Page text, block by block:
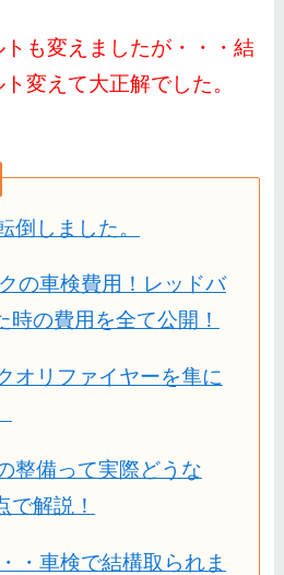
も変えましたが・・・結
変えて大正解でした。
倒しました。
の車検費用！レッドバ
時の費用を全て公開！
オリファイヤーを隼に
整備って実際どうな
で解説！
・車検で結構取られま